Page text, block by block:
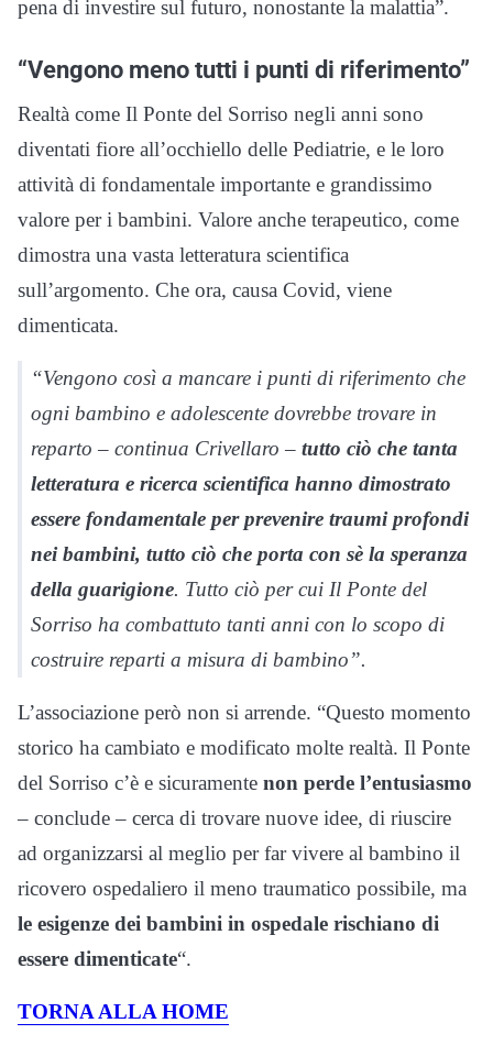
pena di investire sul futuro, nonostante la malattia”.
“Vengono meno tutti i punti di riferimento”
Realtà come Il Ponte del Sorriso negli anni sono
diventati fiore all’occhiello delle Pediatrie, e le loro
attività di fondamentale importante e grandissimo
valore per i bambini. Valore anche terapeutico, come
dimostra una vasta letteratura scientifica
sull’argomento. Che ora, causa Covid, viene
dimenticata.
“Vengono così a mancare i punti di riferimento che
ogni bambino e adolescente dovrebbe trovare in
reparto – continua Crivellaro – tutto ciò che tanta
letteratura e ricerca scientifica hanno dimostrato
essere fondamentale per prevenire traumi profondi
nei bambini, tutto ciò che porta con sè la speranza
della guarigione. Tutto ciò per cui Il Ponte del
Sorriso ha combattuto tanti anni con lo scopo di
costruire reparti a misura di bambino”.
L’associazione però non si arrende. “Questo momento
storico ha cambiato e modificato molte realtà. Il Ponte
del Sorriso c’è e sicuramente non perde l’entusiasmo
– conclude – cerca di trovare nuove idee, di riuscire
ad organizzarsi al meglio per far vivere al bambino il
ricovero ospedaliero il meno traumatico possibile, ma
le esigenze dei bambini in ospedale rischiano di
essere dimenticate“.
TORNA ALLA HOME